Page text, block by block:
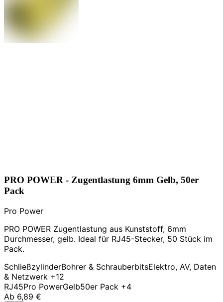
PRO POWER - Zugentlastung 6mm Gelb, 50er
Pack
Pro Power
PRO POWER Zugentlastung aus Kunststoff, 6mm
Durchmesser, gelb. Ideal für RJ45-Stecker, 50 Stück im
Pack.
SchließzylinderBohrer & SchrauberbitsElektro, AV, Daten
& Netzwerk +12
RJ45Pro PowerGelb50er Pack +4
Ab 6,89 €